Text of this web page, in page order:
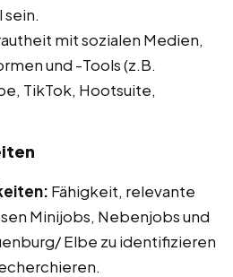
mit sozialen Medien,
und -Tools (z.B.
TikTok, Hootsuite,
Fähigkeit, relevante
Minijobs, Nebenjobs und
Elbe zu identifizieren